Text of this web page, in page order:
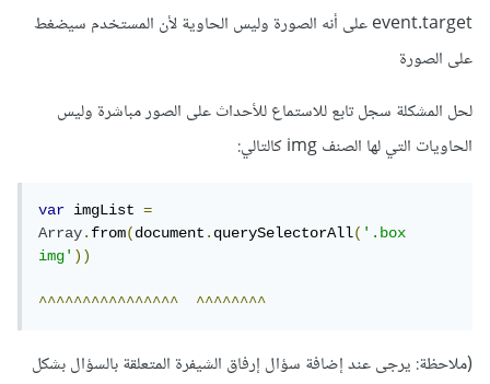
event.target على أنه الصورة وليس الحاوية لأن المستخدم سيضغط
على الصورة
لحل المشكلة سجل تابع للاستماع للأحداث على الصور مباشرة وليس
الحاويات التي لها الصنف img كالتالي:
var imgList =
Array.from(document.querySelectorAll('.box
img'))
^^^^^^^^^^^^^^^^ ^^^^^^^^
(ملاحظة: يرجى عند إضافة سؤال إرفاق الشيفرة المتعلقة بالسؤال بشكل